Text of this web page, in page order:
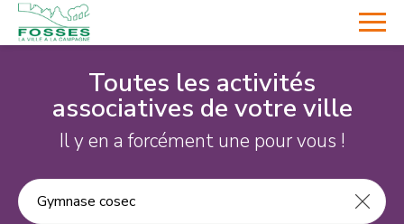
Toutes les activités
associatives de votre ville
Il y en a forcément une pour vous !